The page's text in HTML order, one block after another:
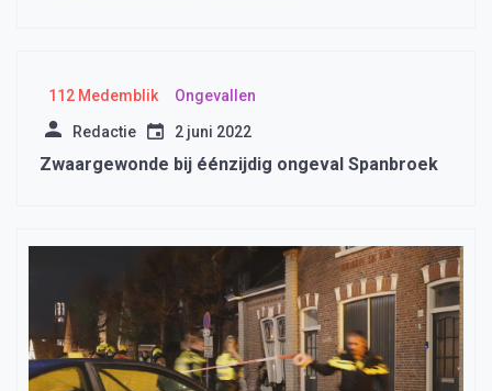
112 Medemblik Ongevallen
Redactie 2 juni 2022
Zwaargewonde bij éénzijdig ongeval Spanbroek